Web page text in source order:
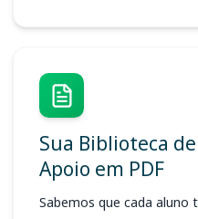
Sua Biblioteca de
Apoio em PDF
Sabemos que cada aluno